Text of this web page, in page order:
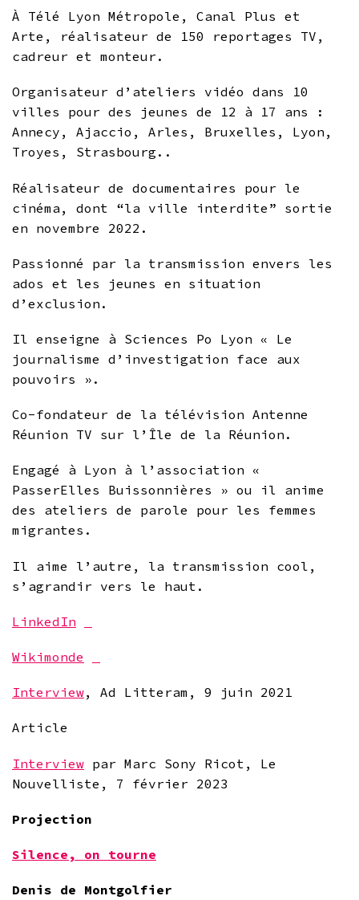
À Télé Lyon Métropole, Canal Plus et
Arte, réalisateur de 150 reportages TV,
cadreur et monteur.
Organisateur d’ateliers vidéo dans 10
villes pour des jeunes de 12 à 17 ans :
Annecy, Ajaccio, Arles, Bruxelles, Lyon,
Troyes, Strasbourg..
Réalisateur de documentaires pour le
cinéma, dont “la ville interdite” sortie
en novembre 2022.
Passionné par la transmission envers les
ados et les jeunes en situation
d’exclusion.
Il enseigne à Sciences Po Lyon « Le
journalisme d’investigation face aux
pouvoirs ».
Co-fondateur de la télévision Antenne
Réunion TV sur l’Île de la Réunion.
Engagé à Lyon à l’association «
PasserElles Buissonnières » ou il anime
des ateliers de parole pour les femmes
migrantes.
Il aime l’autre, la transmission cool,
s’agrandir vers le haut.
LinkedIn
Wikimonde
Interview, Ad Litteram, 9 juin 2021
Article
Interview par Marc Sony Ricot, Le
Nouvelliste, 7 février 2023
Projection
Silence, on tourne
Denis de Montgolfier